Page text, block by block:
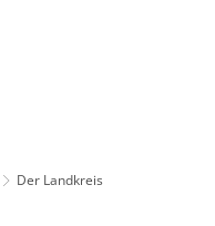
Der Landkreis